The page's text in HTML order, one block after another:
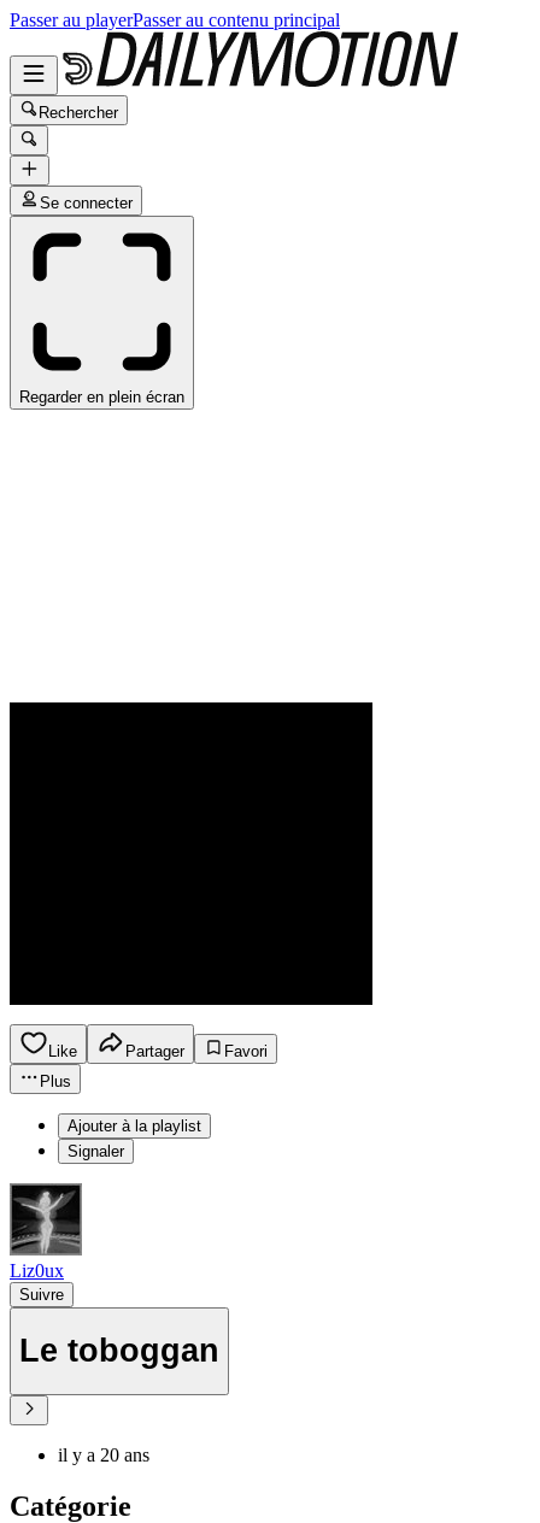
Passer au playerPasser au contenu principal
Rechercher
Se connecter
Regarder en plein écran
Like Partager
Favori
Plus
Ajouter à la playlist
Signaler
Liz0ux
Suivre
Le toboggan
il y a 20 ans
Catégorie